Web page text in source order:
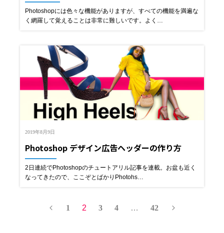
Photoshopには色々な機能がありますが、すべての機能を満遍な
く網羅して覚えることは非常に難しいです。よく…
2019年8月9日
Photoshop デザイン広告ヘッダーの作り方
2日連続でPhotoshopのチュートアリル記事を連載。お盆も近く
なってきたので、ここぞとばかりPhotohs…
1 2 3 4 … 42